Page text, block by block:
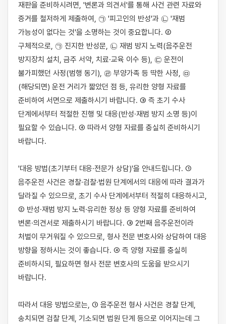
재판을 준비하시려면, '변론과 의견서'를 통해 사건 관련 자료와
증거를 철저하게 제출하여, ㉠ '피고인의 반성'과 ㉡ '재범
가능성이 없다는 것'을 소명하는 것이 중요합니다. ②
구체적으로, ㉠ 진지한 반성문, ㉡ 재범 방지 노력(음주운전
방지장치 설치, 금주 서약, 치료·교육 이수 등), ㉢ 운전이
불가피했던 사정(범행 동기), ㉣ 부양가족 등 딱한 사정, ㉤
(해당되면) 운전 거리가 짧았던 점 등, 유리한 양형 자료를
준비하여 서면으로 제출하시기 바랍니다. ③ 즉 초기 수사
단계에서부터 적절한 진행 및 대응(반성·재범 방지 소명 등)이
필요할 수 있습니다. ④ 따라서 양형 자료를 충실히 준비하시기
바랍니다.
'대응 방법(초기부터 대응·전문가 상담)'을 안내드립니다. ①
음주운전 사건은 경찰·검찰·법원 단계에서의 대응에 따라 결과가
달라질 수 있으므로, 초기 수사 단계에서부터 적절히 대응하시고,
② 반성·재범 방지 노력·유리한 정상 등 양형 자료를 준비하여
변론·의견서로 제출하시기 바랍니다. ③ 2번째 음주운전이라
처벌이 무거워질 수 있으므로, 형사 전문 변호사와 상담하여 대응
방향을 정하시는 것이 좋습니다. ④ 즉 양형 자료를 충실히
준비하시되, 필요하면 형사 전문 변호사의 도움을 받으시기
바랍니다.
따라서 대응 방법으로는, ① 음주운전 형사 사건은 경찰 단계,
송치되면 검찰 단계, 기소되면 법원 단계 등으로 이어지는데 그